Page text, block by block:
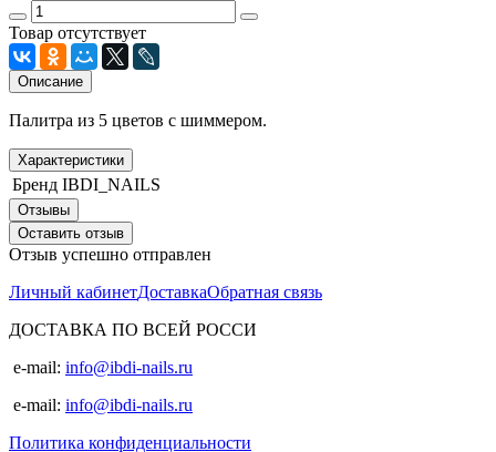
Товар отсутствует
Описание
Палитра из 5 цветов с шиммером.
Характеристики
Бренд IBDI_NAILS
Отзывы
Оставить отзыв
Отзыв успешно отправлен
Личный кабинетДоставкаОбратная связь
ДОСТАВКА ПО ВСЕЙ РОССИ
e-mail: info@ibdi-nails.ru
e-mail: info@ibdi-nails.ru
Политика конфиденциальности